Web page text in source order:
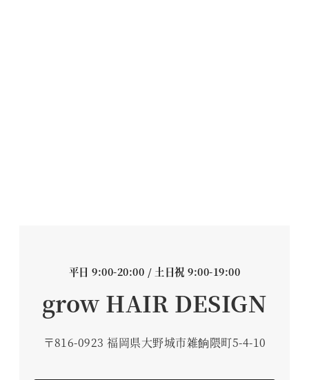
平日 9:00-20:00 / 土日祝 9:00-19:00
grow HAIR DESIGN
〒816-0923 福岡県大野城市雑餉隈町5-4-10